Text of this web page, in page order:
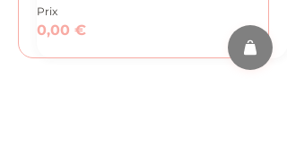
Prix
0,00 €